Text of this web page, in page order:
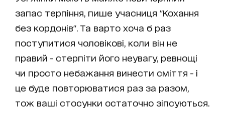
запас терпіння, пише учасниця "Кохання
без кордонів". Та варто хоча б раз
поступитися чоловікові, коли він не
правий - стерпіти його неувагу, ревнощі
чи просто небажання винести сміття - і
це буде повторюватися раз за разом,
тож ваші стосунки остаточно зіпсуються.